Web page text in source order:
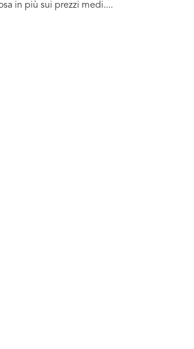
in più sui prezzi medi....